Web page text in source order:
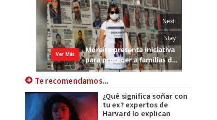
Te recomendamos...
¿Qué significa soñar con
tu ex? expertos de
Harvard lo explican